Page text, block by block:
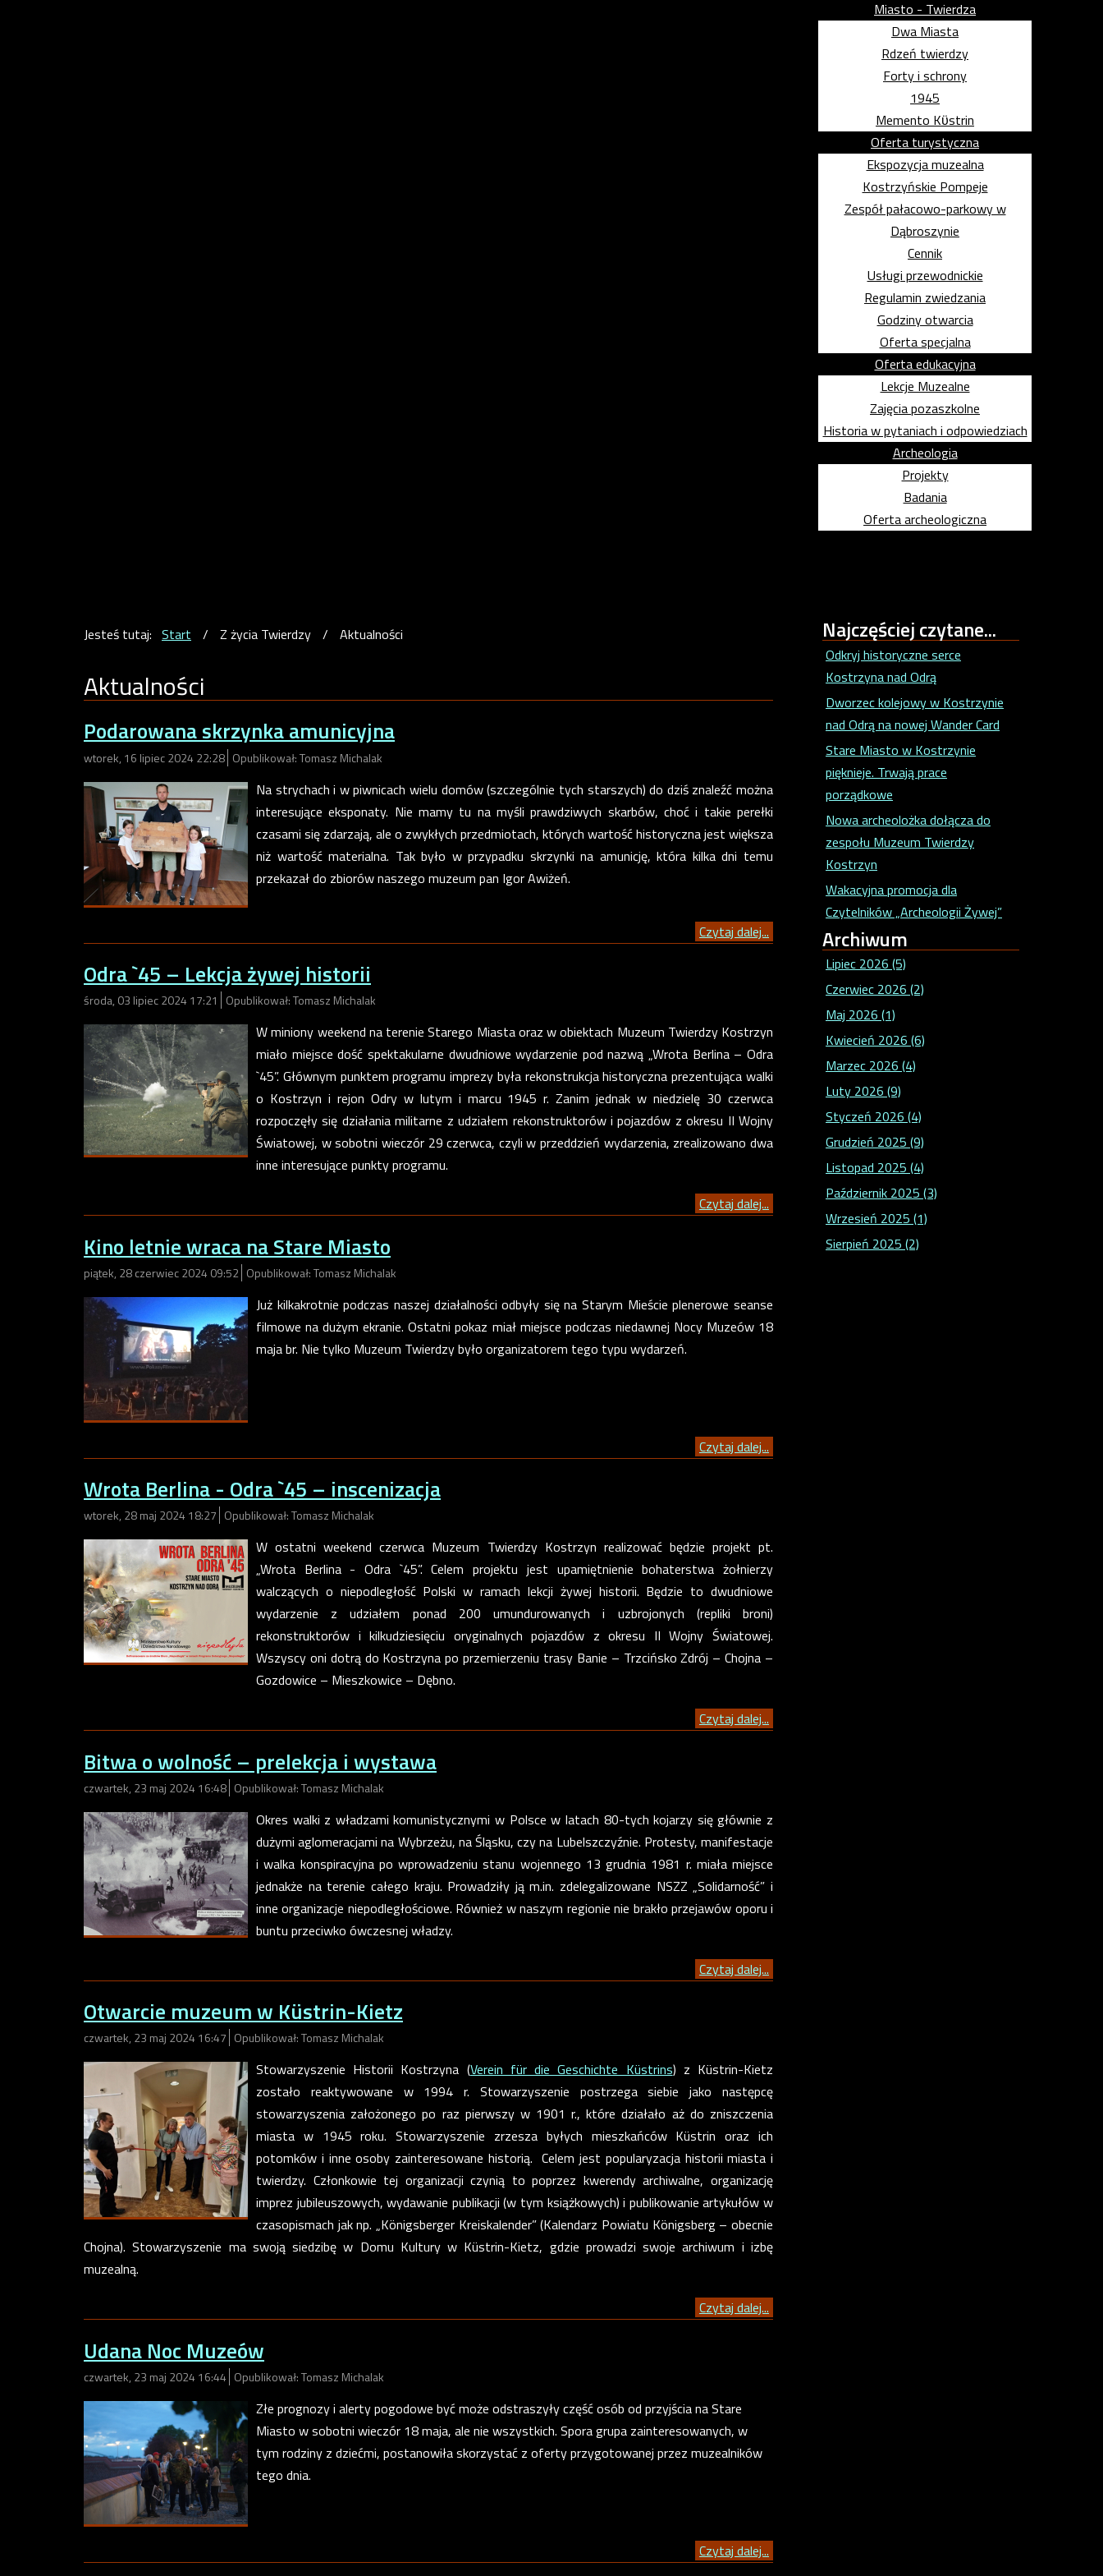
Miasto - Twierdza
Dwa Miasta
Rdzeń twierdzy
Forty i schrony
1945
Memento Kϋstrin
Oferta turystyczna
Ekspozycja muzealna
Kostrzyńskie Pompeje
Zespół pałacowo-parkowy w
Dąbroszynie
Cennik
Usługi przewodnickie
Regulamin zwiedzania
Godziny otwarcia
Oferta specjalna
Oferta edukacyjna
Lekcje Muzealne
Zajęcia pozaszkolne
Historia w pytaniach i odpowiedziach
Archeologia
Projekty
Badania
Oferta archeologiczna
Jesteś tutaj: Start / Z życia Twierdzy / Aktualności
Aktualności
Podarowana skrzynka amunicyjna
wtorek, 16 lipiec 2024 22:28 Opublikował: Tomasz Michalak
Na strychach i w piwnicach wielu domów (szczególnie tych starszych) do dziś znaleźć można
interesujące eksponaty. Nie mamy tu na myśli prawdziwych skarbów, choć i takie perełki
czasami się zdarzają, ale o zwykłych przedmiotach, których wartość historyczna jest większa
niż wartość materialna. Tak było w przypadku skrzynki na amunicję, która kilka dni temu
przekazał do zbiorów naszego muzeum pan Igor Awiżeń.
Czytaj dalej...
Odra `45 – Lekcja żywej historii
środa, 03 lipiec 2024 17:21 Opublikował: Tomasz Michalak
W miniony weekend na terenie Starego Miasta oraz w obiektach Muzeum Twierdzy Kostrzyn
miało miejsce dość spektakularne dwudniowe wydarzenie pod nazwą „Wrota Berlina – Odra
`45”. Głównym punktem programu imprezy była rekonstrukcja historyczna prezentująca walki
o Kostrzyn i rejon Odry w lutym i marcu 1945 r. Zanim jednak w niedzielę 30 czerwca
rozpoczęły się działania militarne z udziałem rekonstruktorów i pojazdów z okresu II Wojny
Światowej, w sobotni wieczór 29 czerwca, czyli w przeddzień wydarzenia, zrealizowano dwa
inne interesujące punkty programu.
Czytaj dalej...
Kino letnie wraca na Stare Miasto
piątek, 28 czerwiec 2024 09:52 Opublikował: Tomasz Michalak
Już kilkakrotnie podczas naszej działalności odbyły się na Starym Mieście plenerowe seanse
filmowe na dużym ekranie. Ostatni pokaz miał miejsce podczas niedawnej Nocy Muzeów 18
maja br. Nie tylko Muzeum Twierdzy było organizatorem tego typu wydarzeń.
Czytaj dalej...
Wrota Berlina - Odra `45 – inscenizacja
wtorek, 28 maj 2024 18:27 Opublikował: Tomasz Michalak
W ostatni weekend czerwca Muzeum Twierdzy Kostrzyn realizować będzie projekt pt.
„Wrota Berlina - Odra `45”. Celem projektu jest upamiętnienie bohaterstwa żołnierzy
walczących o niepodległość Polski w ramach lekcji żywej historii. Będzie to dwudniowe
wydarzenie z udziałem ponad 200 umundurowanych i uzbrojonych (repliki broni)
rekonstruktorów i kilkudziesięciu oryginalnych pojazdów z okresu II Wojny Światowej.
Wszyscy oni dotrą do Kostrzyna po przemierzeniu trasy Banie – Trzcińsko Zdrój – Chojna –
Gozdowice – Mieszkowice – Dębno.
Czytaj dalej...
Bitwa o wolność – prelekcja i wystawa
czwartek, 23 maj 2024 16:48 Opublikował: Tomasz Michalak
Okres walki z władzami komunistycznymi w Polsce w latach 80-tych kojarzy się głównie z
dużymi aglomeracjami na Wybrzeżu, na Śląsku, czy na Lubelszczyźnie. Protesty, manifestacje
i walka konspiracyjna po wprowadzeniu stanu wojennego 13 grudnia 1981 r. miała miejsce
jednakże na terenie całego kraju. Prowadziły ją m.in. zdelegalizowane NSZZ „Solidarność” i
inne organizacje niepodległościowe. Również w naszym regionie nie brakło przejawów oporu i
buntu przeciwko ówczesnej władzy.
Czytaj dalej...
Otwarcie muzeum w Küstrin-Kietz
czwartek, 23 maj 2024 16:47 Opublikował: Tomasz Michalak
Stowarzyszenie Historii Kostrzyna (Verein für die Geschichte Küstrins) z Küstrin-Kietz
zostało reaktywowane w 1994 r. Stowarzyszenie postrzega siebie jako następcę
stowarzyszenia założonego po raz pierwszy w 1901 r., które działało aż do zniszczenia
miasta w 1945 roku. Stowarzyszenie zrzesza byłych mieszkańców Küstrin oraz ich
potomków i inne osoby zainteresowane historią. Celem jest popularyzacja historii miasta i
twierdzy. Członkowie tej organizacji czynią to poprzez kwerendy archiwalne, organizację
imprez jubileuszowych, wydawanie publikacji (w tym książkowych) i publikowanie artykułów w
czasopismach jak np. „Königsberger Kreiskalender” (Kalendarz Powiatu Königsberg – obecnie
Chojna). Stowarzyszenie ma swoją siedzibę w Domu Kultury w Küstrin-Kietz, gdzie prowadzi swoje archiwum i izbę
muzealną.
Czytaj dalej...
Udana Noc Muzeów
czwartek, 23 maj 2024 16:44 Opublikował: Tomasz Michalak
Złe prognozy i alerty pogodowe być może odstraszyły część osób od przyjścia na Stare
Miasto w sobotni wieczór 18 maja, ale nie wszystkich. Spora grupa zainteresowanych, w
tym rodziny z dziećmi, postanowiła skorzystać z oferty przygotowanej przez muzealników
tego dnia.
Czytaj dalej...
Najczęściejczytane...
Odkryj historyczne serce
Kostrzyna nad Odrą
Dworzec kolejowy w Kostrzynie
nad Odrą na nowej Wander Card
Stare Miasto w Kostrzynie
pięknieje. Trwają prace
porządkowe
Nowa archeolożka dołącza do
zespołu Muzeum Twierdzy
Kostrzyn
Wakacyjna promocja dla
Czytelników „Archeologii Żywej”
Archiwum
Lipiec 2026 (5)
Czerwiec 2026 (2)
Maj 2026 (1)
Kwiecień 2026 (6)
Marzec 2026 (4)
Luty 2026 (9)
Styczeń 2026 (4)
Grudzień 2025 (9)
Listopad 2025 (4)
Październik 2025 (3)
Wrzesień 2025 (1)
Sierpień 2025 (2)